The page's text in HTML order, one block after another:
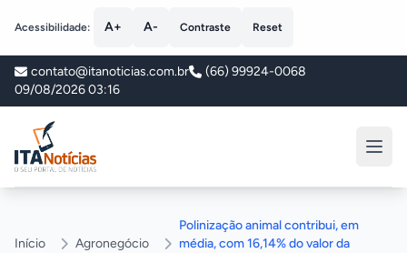
Acessibilidade: A+ A- Contraste Reset
contato@itanoticias.com.br
(66) 99924-0068
09/08/2026 03:16
ITA Notícias
Início Agronegócio
Polinização animal contribui, em
média, com 16,14% do valor da